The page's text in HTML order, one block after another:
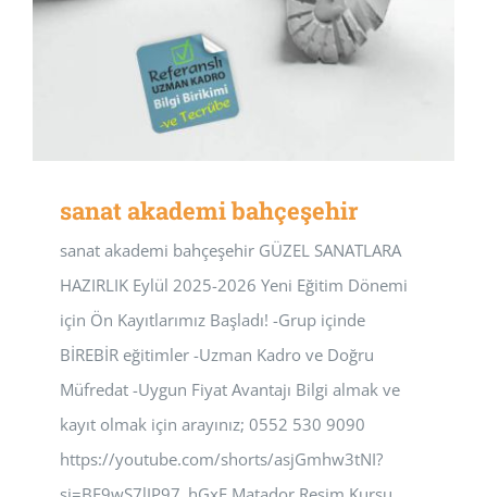
sanat akademi bahçeşehir
sanat akademi bahçeşehir GÜZEL SANATLARA
HAZIRLIK Eylül 2025-2026 Yeni Eğitim Dönemi
için Ön Kayıtlarımız Başladı! -Grup içinde
BİREBİR eğitimler -Uzman Kadro ve Doğru
Müfredat -Uygun Fiyat Avantajı Bilgi almak ve
kayıt olmak için arayınız; 0552 530 9090
https://youtube.com/shorts/asjGmhw3tNI?